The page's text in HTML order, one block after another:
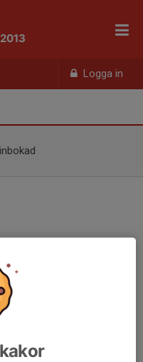
Logga in
igång med
I slutet av september